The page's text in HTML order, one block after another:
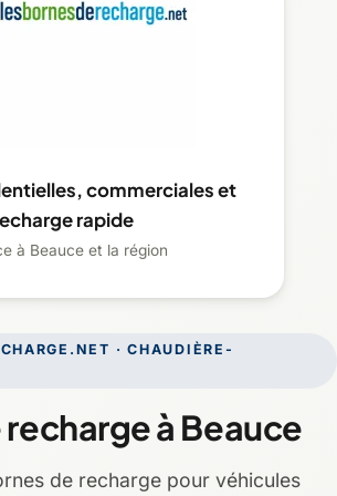
· CHAUDIÈRE-
à Beauce
de recharge pour véhicules
commerciales et
rapide
à Beauce et la région